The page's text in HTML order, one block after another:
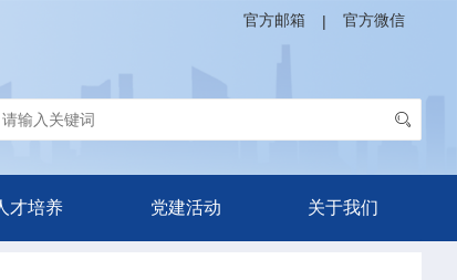
官方邮箱 | 官方微信
才培养 党建活动 关于我们